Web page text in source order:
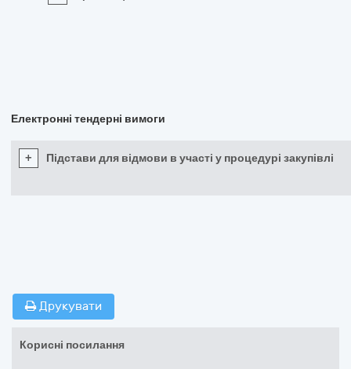
Електронні тендерні вимоги
+ Підстави для відмови в участі у процедурі закупівлі
Друкувати
Корисні посилання